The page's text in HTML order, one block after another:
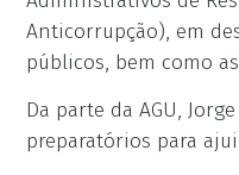
Anticorrupção), em
públicos, bem como
Da parte da AGU,
preparatórios para